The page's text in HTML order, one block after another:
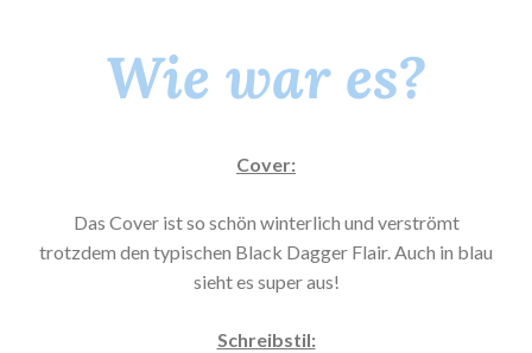
Wie war es?
Cover:
Das Cover ist so schön winterlich und verströmt
trotzdem den typischen Black Dagger Flair. Auch in blau
sieht es super aus!
Schreibstil: